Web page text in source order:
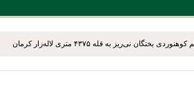
بختگان نی‌ریز به قله ۴۳۷۵ متری لاله‌زار کرمان